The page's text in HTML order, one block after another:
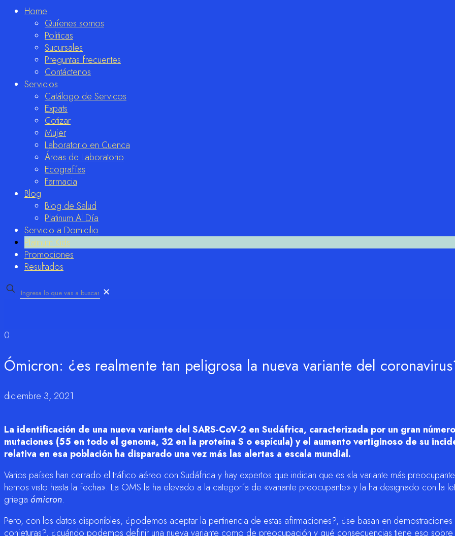
Home
Quíenes somos
Politicas
Sucursales
Preguntas frecuentes
Contáctenos
Servicios
Catálogo de Servicos
Expats
Cotizar
Mujer
Laboratorio en Cuenca
Áreas de Laboratorio
Ecografías
Farmacia
Blog
Blog de Salud
Platinum Al Día
Servicio a Domicilio
Platinum Kids
Promociones
Resultados
✕
0
Ómicron: ¿es realmente tan peligrosa la nueva variante del
diciembre 3, 2021
La identificación de una nueva variante del SARS-CoV-2 en Sudáfrica, caracterizada por un gran
mutaciones (55 en todo el genoma, 32 en la proteína S o espícula) y el aumento vertiginoso de su
relativa en esa población ha disparado una vez más las alertas a escala mundial.
Varios países han cerrado el tráfico aéreo con Sudáfrica y hay expertos que indican que es «la variante más
hemos visto hasta la fecha». La OMS la ha elevado a la categoría de «variante preocupante» y la ha designado con la
griega ómicron.
Pero, con los datos disponibles, ¿podemos aceptar la pertinencia de estas afirmaciones?, ¿se basan en
conjeturas?, ¿cuándo podemos definir una nueva variante como de preocupación y qué consecuencias tiene eso sobre